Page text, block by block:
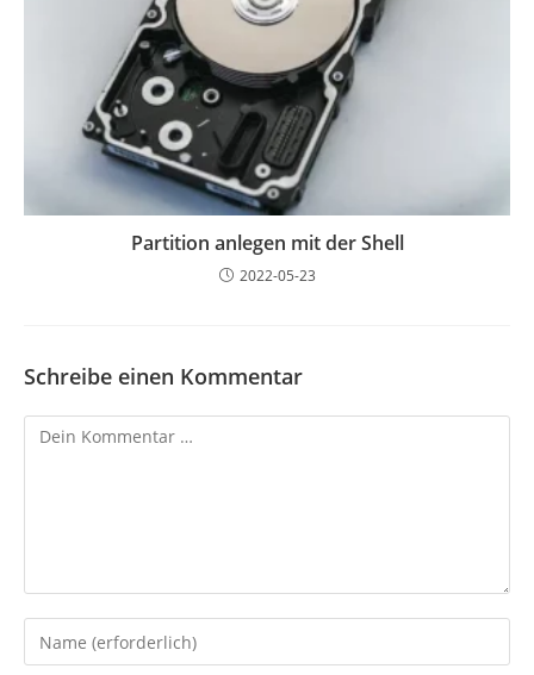
Partition anlegen mit der Shell
2022-05-23
Schreibe einen Kommentar
Kommentar
Gib
deinen